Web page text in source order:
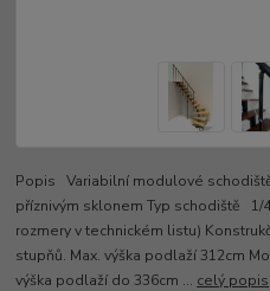
Popis Variabilní modulové
příznivým sklonem Typ schodiště 1/
rozmery v technickém listu)
stupňů. Max. výška podlaží 312cm
výška podlaží do 336cm ... celý popis